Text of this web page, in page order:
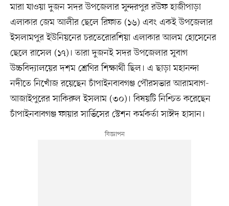
মারা যাওয়া দুজন সদর উপজেলার সুন্দরপুর রউফ হাজীপাড়া
এলাকার জেম আলীর ছেলে রিফাত (১৬) এবং একই উপজেলার
ইসলামপুর ইউনিয়নের চরতেরোরশিয়া এলাকার আলম হোসেনের
ছেলে রাসেল (১৭)। তারা দুজনই সদর উপজেলার সুবাগ
উচ্চবিদ্যালয়ের দশম শ্রেণির শিক্ষার্থী ছিল। এ ছাড়া মহানন্দা
নদীতে নিখোঁজ রয়েছেন চাঁপাইনবাবগঞ্জ পৌরসভার আরামবাগ-
আজাইপুরের সাকিরুল ইসলাম (৩০)। বিষয়টি নিশ্চিত করেছেন
চাঁপাইনবাবগঞ্জ ফায়ার সার্ভিসের স্টেশন কর্মকর্তা সাঈদ হাসান।